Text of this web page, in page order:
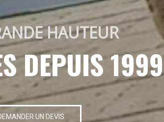
HAUTEUR
DEPUIS 1999
UN DEVIS